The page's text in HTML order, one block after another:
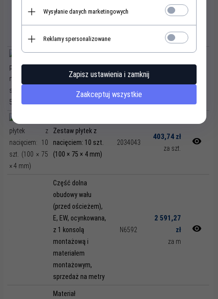
nacięciem, 10
sztuk, 210 x 55 x 1
mm
148,29 zł
za szt.
nacięciem, 20
sztuk, 210 x 55 x 2
2034036
za szt.
Zestaw płytek z
nacięciem: 10 szt.
(100 × 75 × 4 mm)
2034043
403,74 zł
za szt.
Część dolna
obudowy wału
(przed ościeżem),
E, EW, ocynkowana,
z 1 konsolą
montażową i
materiałem
montażowym,
sprzedaż na metry
N6592
2 591,27
zł
za m
Materiał
Wysyłanie danych marketingowych
Reklamy spersonalizowane
Zapisz ustawienia i zamknij
Zaakceptuj wszystkie